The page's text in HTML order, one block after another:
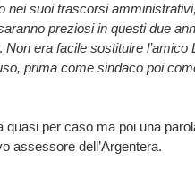
nei suoi trascorsi
preziosi in questi due
Non era facile sostituire l’amico
prima come sindaco poi
per caso ma poi una
assessore dell’Argentera.